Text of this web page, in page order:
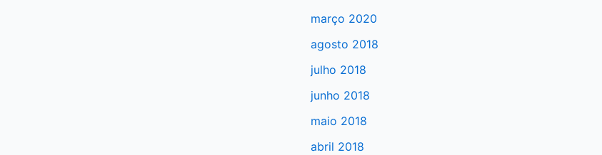
março 2020
agosto 2018
julho 2018
junho 2018
maio 2018
abril 2018